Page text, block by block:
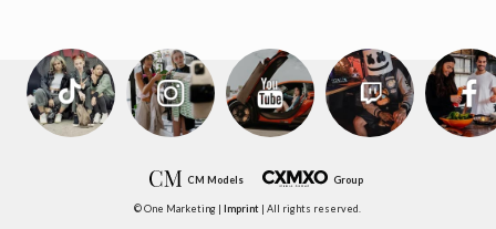
CM Models Group
© One Marketing |Imprint | All rights reserved.